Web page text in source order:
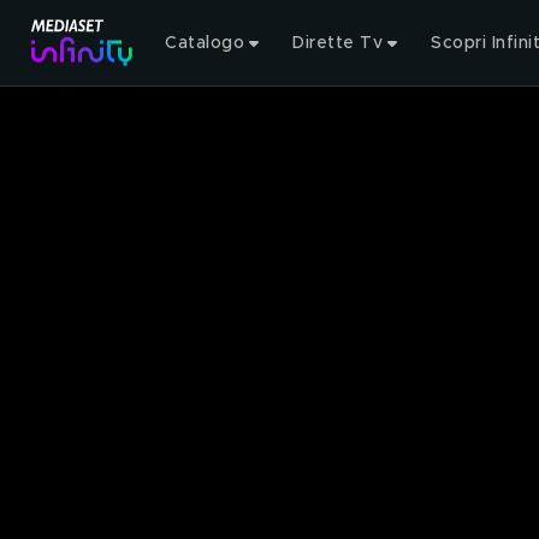
Catalogo Dirette Tv Scopri